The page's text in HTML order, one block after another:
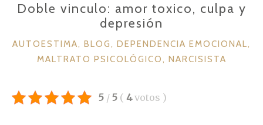
Doble vinculo: amor toxico, culpa y
depresión
AUTOESTIMA, BLOG, DEPENDENCIA EMOCIONAL,
MALTRATO PSICOLÓGICO, NARCISISTA
5 / 5 ( 4 votos )